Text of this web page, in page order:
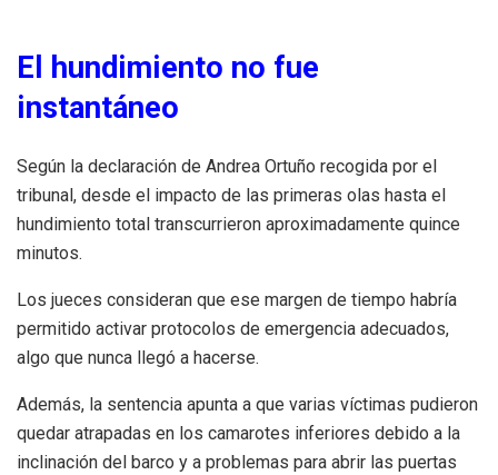
El hundimiento no fue
instantáneo
Según la declaración de Andrea Ortuño recogida por el
tribunal, desde el impacto de las primeras olas hasta el
hundimiento total transcurrieron aproximadamente quince
minutos.
Los jueces consideran que ese margen de tiempo habría
permitido activar protocolos de emergencia adecuados,
algo que nunca llegó a hacerse.
Además, la sentencia apunta a que varias víctimas pudieron
quedar atrapadas en los camarotes inferiores debido a la
inclinación del barco y a problemas para abrir las puertas